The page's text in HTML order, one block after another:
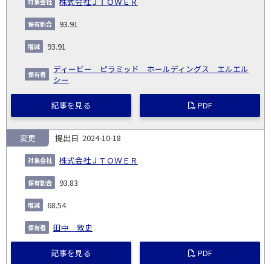
93.91
93.91
ディービー ピラミッド ホールディングス エルエル
シー
記事を見る PDF
2024-10-18
株式会社ＪＴＯＷＥＲ
変更
93.83
68.54
田中 敦史
記事を見る PDF